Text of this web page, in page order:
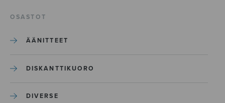
OSASTOT
ÄÄNITTEET
DISKANTTIKUORO
DIVERSE